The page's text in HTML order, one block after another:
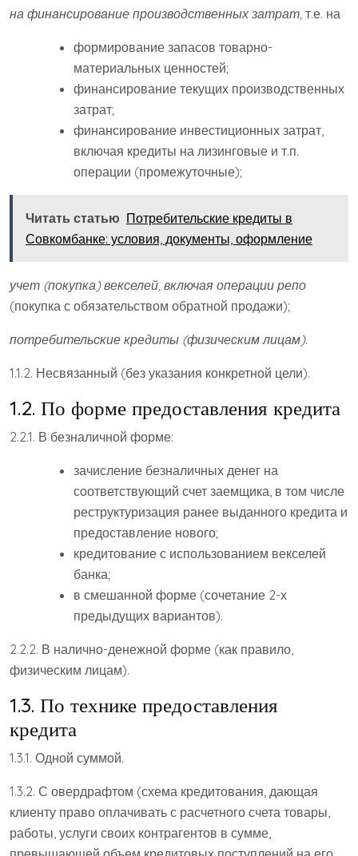
на финансирование производственных затрат, т.е. на
формирование запасов товарно-
материальных ценностей;
финансирование текущих производственных
затрат;
финансирование инвестиционных затрат,
включая кредиты на лизинговые и т.п.
операции (промежуточные);
Читать статью Потребительские кредиты в
Совкомбанке: условия, документы, оформление
учет (покупка) векселей, включая операции репо
(покупка с обязательством обратной продажи);
потребительские кредиты (физическим лицам).
1.1.2. Несвязанный (без указания конкретной цели).
1.2. По форме предоставления кредита
2.2.1. В безналичной форме:
зачисление безналичных денег на
соответствующий счет заемщика, в том числе
реструктуризация ранее выданного кредита и
предоставление нового;
кредитование с использованием векселей
банка;
в смешанной форме (сочетание 2-х
предыдущих вариантов).
2.2.2. В налично-денежной форме (как правило,
физическим лицам).
1.3. По технике предоставления
кредита
1.3.1. Одной суммой.
1.3.2. С овердрафтом (схема кредитования, дающая
клиенту право оплачивать с расчетного счета товары,
работы, услуги своих контрагентов в сумме,